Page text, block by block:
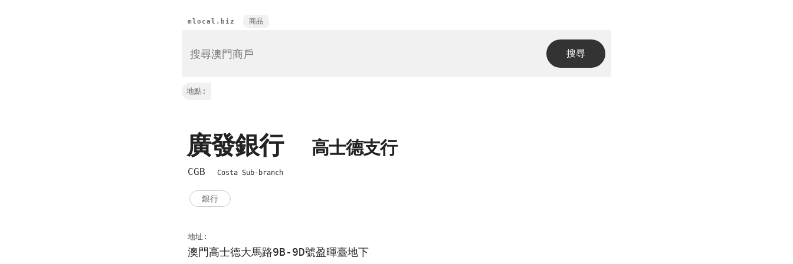
mlocal.biz 商品
地點:
廣發銀行 高士德支行
CGB Costa Sub-branch
銀行
地址:
澳門高士德大馬路9B-9D號盈暉臺地下